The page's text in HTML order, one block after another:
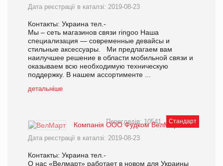
Дата реєстрації в каталзі: 2019-08-23
Контакты: Украина тел.-
Мы – сеть магазинов связи ringoo Наша
специализация — современные девайсы и
стильные аксессуары. Ми предлагаем вам
наилучшее решение в области мобильной связи и
оказываем всю необходимую техническую
поддержку. В нашем ассортименте ...
детальніше
Переглядів: 10541 Стандарт
Компанія ООО Фудком ВелМарт
Дата реєстрації в каталзі: 2019-08-23
Контакты: Украина тел.-
О нас «Велмарт» работает в новом для Украины